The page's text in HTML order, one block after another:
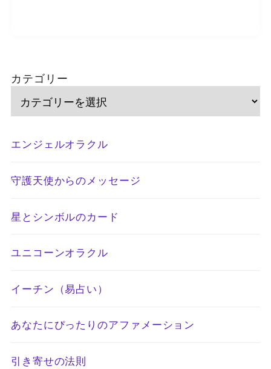
カテゴリー
エンジェルオラクル
守護天使からのメッセージ
星とシンボルのカード
ユニコーンオラクル
イーチン（易占い）
あなたにぴったりのアファメーション
引き寄せの法則